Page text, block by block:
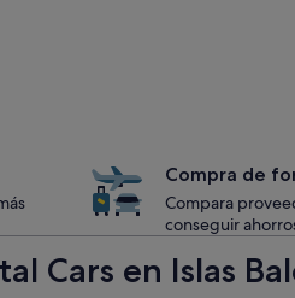
Compra de
Compara
conseguir
Cars en Islas